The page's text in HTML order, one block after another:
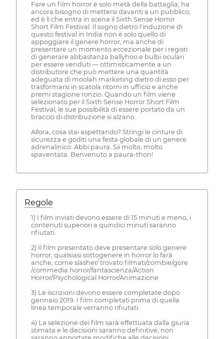
Fare un film horror è solo metà della battaglia, ha
ancora bisogno di mettersi davanti a un pubblico,
ed è lì che entra in scena il Sixth Sense Horror
Short Film Festival. Il sogno dietro l'induzione di
questo festival in India non è solo quello di
appoggiare il genere horror, ma anche di
presentare un momento eccezionale per i registi
di generare abbastanza ballyhoo e bulbi oculari
per essere venduti — ottimisticamente a un
distributore che può mettere una quantità
adeguata di moolah marketing dietro di esso per
trasformarsi in scatola ritorni in ufficio e anche
premi stagione ronzio. Quando un film viene
selezionato per il Sixth Sense Horror Short Film
Festival, le sue possibilità di essere portato da un
braccio di distribuzione si alzano.
Allora, cosa stai aspettando? Stringi le cinture di
sicurezza e goditi una festa globale di un genere
adrenalinico. Abbi paura. Sii molto, molto
spaventata. Benvenuto a paura-thon!
Regole
1) I film inviati devono essere di 15 minuti e meno, i
contenuti superiori a quindici minuti saranno
rifiutati.
2) Il film presentato deve presentare solo genere
horror, qualsiasi sottogenere in horror lo farà
anche, come slasher/ trovato filmati/zombie/gore
/commedia horror/fantascienza/Action
Horror/Psychological Horror/Animazione
3) Le iscrizioni devono essere completate dopo
gennaio 2019. I film completati prima di quella
linea temporale verranno rifiutati.
4) La selezione dei film sarà effettuata dalla giuria
stimata e le decisioni saranno definitive, non